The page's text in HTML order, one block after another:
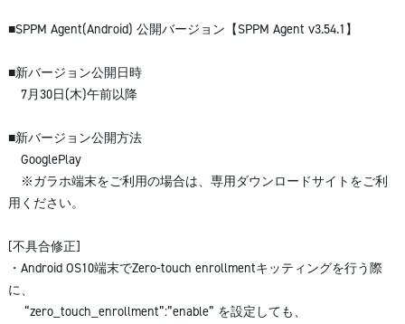
■SPPM Agent(Android) 公開バージョン【SPPM Agent v3.54.1】
■新バージョン公開日時
7月30日(木)午前以降
■新バージョン公開方法
GooglePlay
※ガラホ端末をご利用の場合は、専用ダウンロードサイトをご利
用ください。
[不具合修正]
・Android OS10端末でZero-touch enrollmentキッティングを行う際
に、
“zero_touch_enrollment”:”enable” を設定しても、